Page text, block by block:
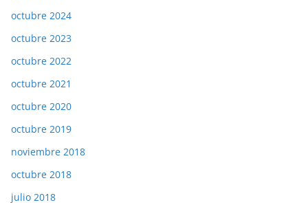
octubre 2024
octubre 2023
octubre 2022
octubre 2021
octubre 2020
octubre 2019
noviembre 2018
octubre 2018
julio 2018